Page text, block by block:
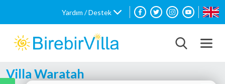
Yardım / Destek
Villa Waratah